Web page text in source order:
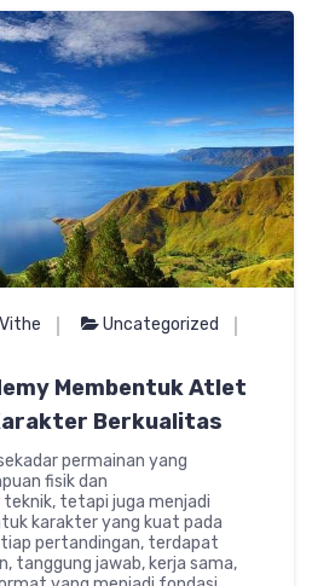
Uncategorized
Membentuk Atlet
Berkualitas
permainan yang
fisik dan
teknik, tetapi juga menjadi
karakter yang kuat pada
pertandingan, terdapat
tanggung jawab, kerja sama,